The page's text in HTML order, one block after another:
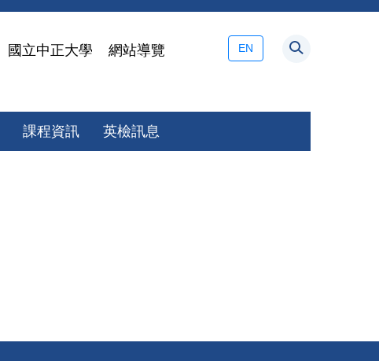
國立中正大學 網站導覽 EN
課程資訊 英檢訊息